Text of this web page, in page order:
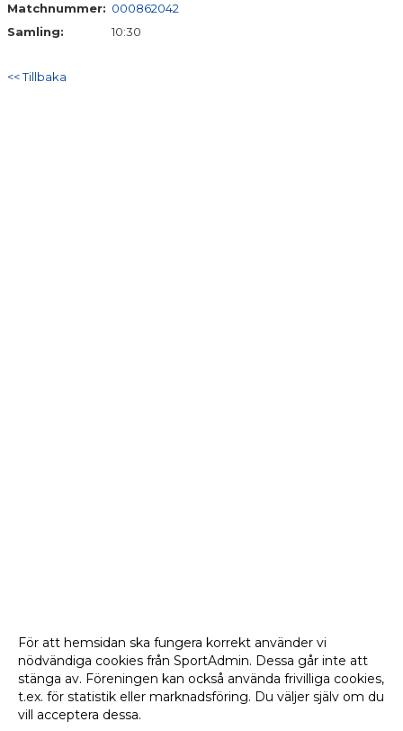
Matchnummer: 000862042
Samling:
10:30
<< Tillbaka
För att hemsidan ska fungera korrekt använder vi
nödvändiga cookies från SportAdmin. Dessa går inte att
stänga av. Föreningen kan också använda frivilliga cookies,
t.ex. för statistik eller marknadsföring. Du väljer själv om du
vill acceptera dessa.